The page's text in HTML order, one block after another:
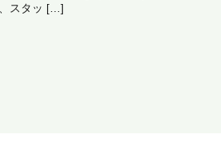
スタッ […]